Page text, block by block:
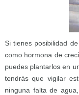
Si tienes posibilidad
como hormona de
puedes plantarlos en
tendrás que vigilar
ninguna falta de